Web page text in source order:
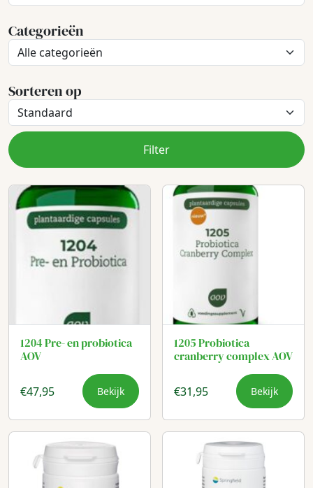
Categorieën
Sorteren op
Filter
1204 Pre- en probiotica
AOV
€47,95 Bekijk
1205 Probiotica
cranberry complex AOV
€31,95 Bekijk